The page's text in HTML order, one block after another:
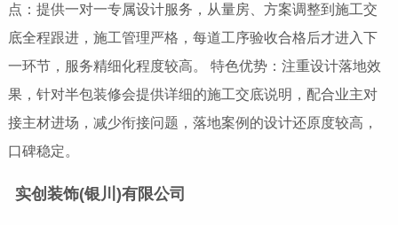
点：提供一对一专属设计服务，从量房、方案调整到施工交
底全程跟进，施工管理严格，每道工序验收合格后才进入下
一环节，服务精细化程度较高。 特色优势：注重设计落地效
果，针对半包装修会提供详细的施工交底说明，配合业主对
接主材进场，减少衔接问题，落地案例的设计还原度较高，
口碑稳定。
实创装饰(银川)有限公司